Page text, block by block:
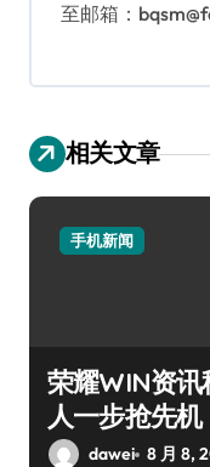
至邮箱：
相关文章
手机新闻
荣耀WIN资
人一步抢先机
dawei 8 月 8,